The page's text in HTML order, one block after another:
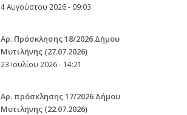
4 Αυγούστου 2026 - 09:03
Aρ. Πρόσκλησης 18/2026 Δήμου
Μυτιλήνης (27.07.2026)
23 Ιουλίου 2026 - 14:21
Αρ. πρόσκλησης 17/2026 Δήμου
Μυτιλήνης (22.07.2026)